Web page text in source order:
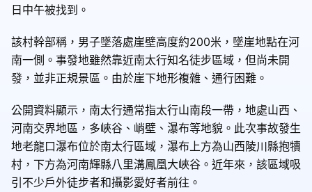
日中午被找到。
該村幹部稱，男子墜落處崖壁高度約200米，墜崖地點在河
南一側。事發地雖然靠近南太行知名徒步區域，但尚未開
發，並非正規景區。由於崖下地形複雜、通行困難。
公開資料顯示，南太行通常指太行山南段一帶，地處山西、
河南交界地區，多峽谷、峭壁、瀑布等地貌。此次事故發生
地老龍口瀑布位於南太行區域，瀑布上方為山西陵川縣抱犢
村，下方為河南輝縣八里溝鳳凰大峽谷。近年來，該區域吸
引不少戶外徒步者和攝影愛好者前往。